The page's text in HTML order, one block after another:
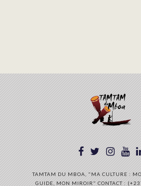
TAMTAM DU MBOA, "MA CULTURE :
GUIDE, MON MIROIR" CONTACT :